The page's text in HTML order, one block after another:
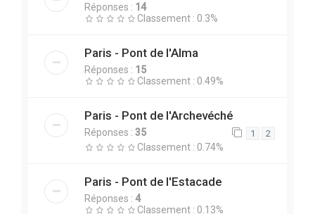
Réponses : 14
Classement : 0.3%
Paris - Pont de l'Alma
Réponses : 15
Classement : 0.49%
Paris - Pont de l'Archevéché
Réponses : 35 1 2
Classement : 0.74%
Paris - Pont de l'Estacade
Réponses : 4
Classement : 0.13%